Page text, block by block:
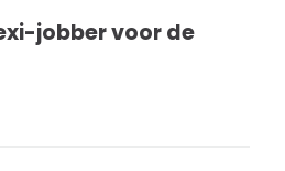
jobber voor de